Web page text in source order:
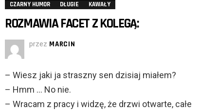
CZARNY HUMOR DŁUGIE KAWAŁY
ROZMAWIA FACET Z KOLEGĄ:
przez MARCIN
– Wiesz jaki ja straszny sen dzisiaj miałem?
– Hmm … No nie.
– Wracam z pracy i widzę, że drzwi otwarte, całe